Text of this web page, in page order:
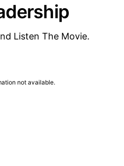
Listen The Movie.
not available.